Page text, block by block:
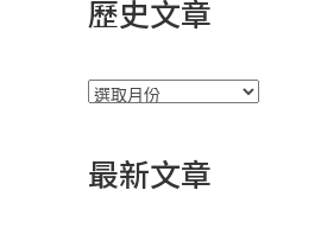
歷史文章
彙
最新文章